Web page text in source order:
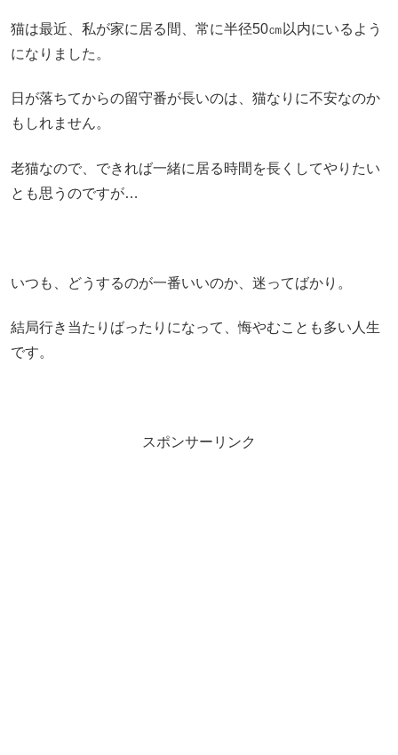
猫は最近、私が家に居る間、常に半径50㎝以内にいるよう
になりました。
日が落ちてからの留守番が長いのは、猫なりに不安なのか
もしれません。
老猫なので、できれば一緒に居る時間を長くしてやりたい
とも思うのですが…
いつも、どうするのが一番いいのか、迷ってばかり。
結局行き当たりばったりになって、悔やむことも多い人生
です。
スポンサーリンク